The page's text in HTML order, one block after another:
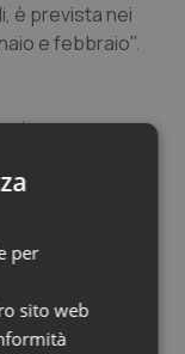
è prevista nei
e febbraio".
causa
morti l’anno: il
tra le femmine,
persi. La
di
oltre a
per
sito web